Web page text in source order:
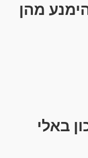
מהן
באלי